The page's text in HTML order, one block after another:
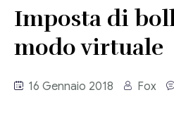
Contabilità
Adempimenti Dichiarativi e
Circolari Flash
Eventi
Imposta di
modo virtuale
16 Gennaio 2018 Fox